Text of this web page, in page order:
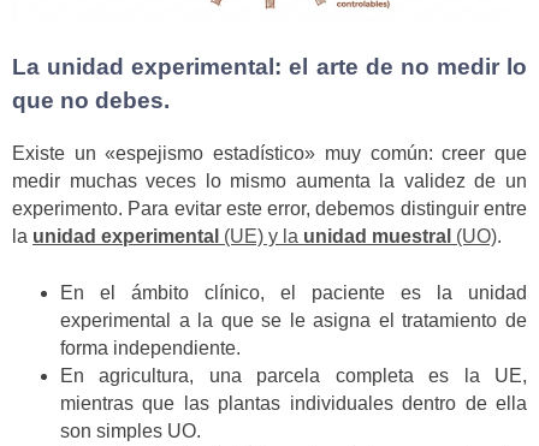
La unidad experimental: el arte de no medir lo
que no debes.
Existe un «espejismo estadístico» muy común: creer que
medir muchas veces lo mismo aumenta la validez de un
experimento. Para evitar este error, debemos distinguir entre
la unidad experimental (UE) y la unidad muestral (UO).
En el ámbito clínico, el paciente es la unidad
experimental a la que se le asigna el tratamiento de
forma independiente.
En agricultura, una parcela completa es la UE,
mientras que las plantas individuales dentro de ella
son simples UO.